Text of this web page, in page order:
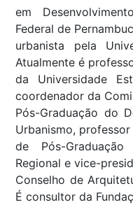
em
Federal de
urbanista pela
Atualmente é
da Universidade
coordenador da
Pós-Graduação do
Urbanismo,
de Pós-
Regional e vice-
Conselho de
É consultor da